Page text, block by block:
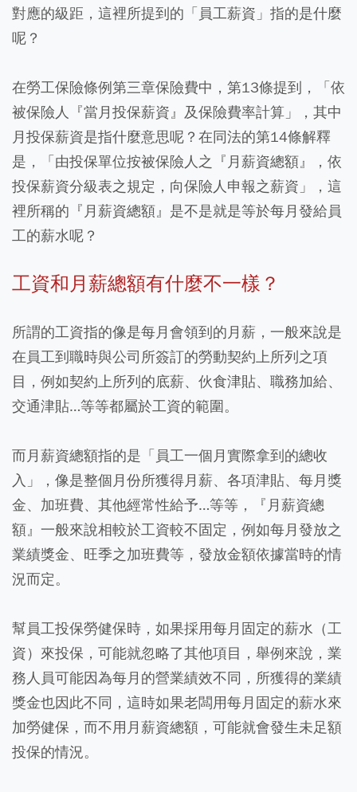
對應的級距，這裡所提到的「員工薪資」指的是什麼
呢？
在勞工保險條例第三章保險費中，第13條提到，「依
被保險人『當月投保薪資』及保險費率計算」，其中
月投保薪資是指什麼意思呢？在同法的第14條解釋
是，「由投保單位按被保險人之『月薪資總額』，依
投保薪資分級表之規定，向保險人申報之薪資」，這
裡所稱的『月薪資總額』是不是就是等於每月發給員
工的薪水呢？
工資和月薪總額有什麼不一樣？
所謂的工資指的像是每月會領到的月薪，一般來說是
在員工到職時與公司所簽訂的勞動契約上所列之項
目，例如契約上所列的底薪、伙食津貼、職務加給、
交通津貼…等等都屬於工資的範圍。
而月薪資總額指的是「員工一個月實際拿到的總收
入」，像是整個月份所獲得月薪、各項津貼、每月獎
金、加班費、其他經常性給予…等等，『月薪資總
額』一般來說相較於工資較不固定，例如每月發放之
業績獎金、旺季之加班費等，發放金額依據當時的情
況而定。
幫員工投保勞健保時，如果採用每月固定的薪水（工
資）來投保，可能就忽略了其他項目，舉例來說，業
務人員可能因為每月的營業績效不同，所獲得的業績
獎金也因此不同，這時如果老闆用每月固定的薪水來
加勞健保，而不用月薪資總額，可能就會發生未足額
投保的情況。